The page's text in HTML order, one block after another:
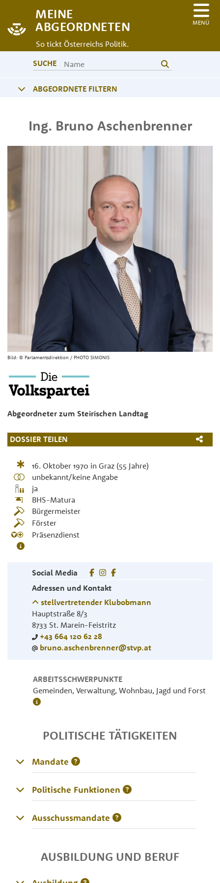
MEINE
ABGEORDNETEN
So tickt Österreichs Politik.
MENÜ
SUCHE
ABGEORDNETE FILTERN
Ing. Bruno Aschenbrenner
Bild: © Parlamentsdirektion / PHOTO SIMONIS
Abgeordneter zum Steirischen Landtag
DOSSIER TEILEN
16. Oktober 1970 in Graz (55 Jahre)
unbekannt/keine Angabe
ja
BHS-Matura
Bürgermeister
Förster
Präsenzdienst
Social Media
Adressen und Kontakt
stellvertretender Klubobmann
Hauptstraße 8/3
8733 St. Marein-Feistritz
+43 664 120 62 28
bruno.aschenbrenner@stvp.at
ARBEITSSCHWERPUNKTE
Gemeinden, Verwaltung, Wohnbau, Jagd und Forst
POLITISCHE TÄTIGKEITEN
Mandate
Politische Funktionen
Ausschussmandate
AUSBILDUNG UND BERUF